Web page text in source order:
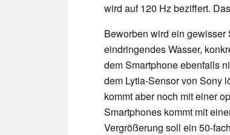
wird auf 120 Hz beziffert.
Beworben wird ein
eindringendes Wasser,
dem Smartphone ebenfalls
dem Lytia-Sensor von Sony
kommt aber noch mit einer
Smartphones kommt mit
Vergrößerung soll ein 50-